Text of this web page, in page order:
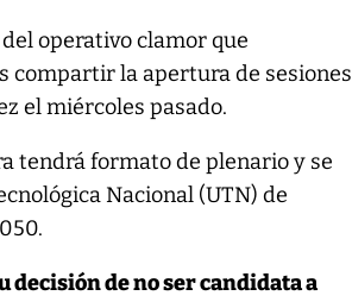
operativo clamor que
compartir la apertura de sesiones
el miércoles pasado.
tendrá formato de plenario y se
Nacional (UTN) de
decisión de no ser candidata a